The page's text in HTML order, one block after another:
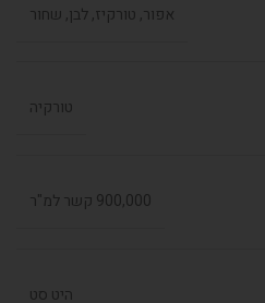
אפור, טורקיז, לבן, שחור
טורקיה
900,000 קשר למ"ר
היט סט